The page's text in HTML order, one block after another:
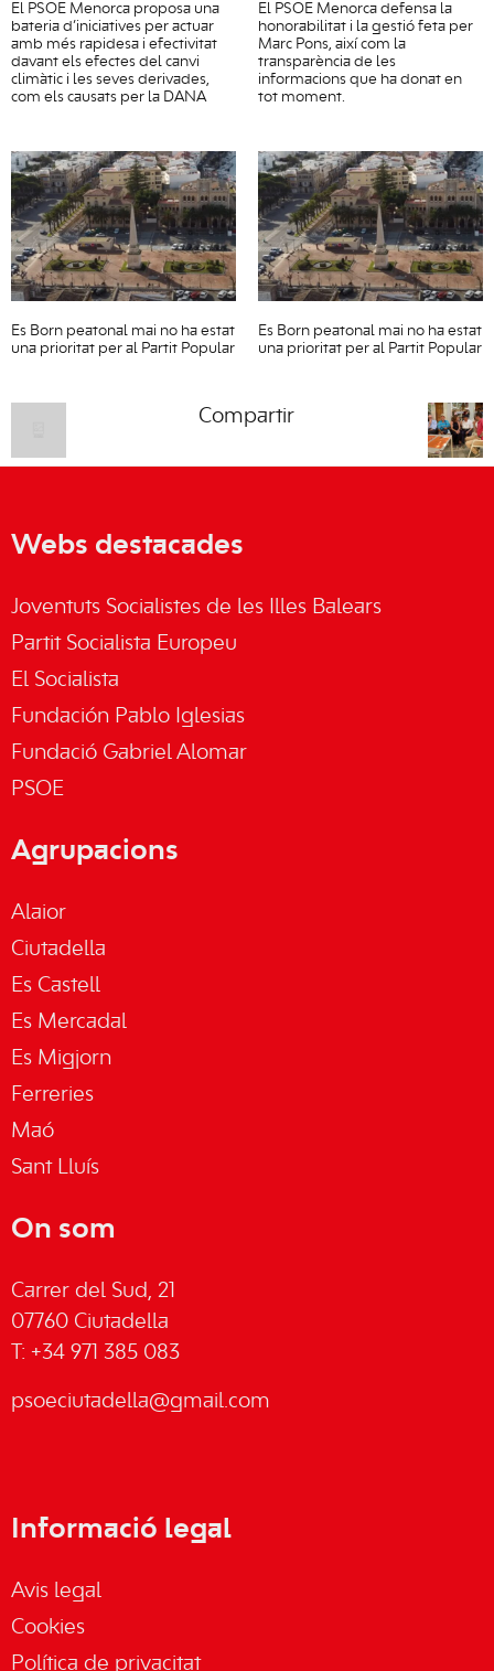
El PSOE Menorca proposa una
bateria d’iniciatives per actuar
amb més rapidesa i efectivitat
davant els efectes del canvi
climàtic i les seves derivades,
com els causats per la DANA
El PSOE Menorca defensa la
honorabilitat i la gestió feta per
Marc Pons, així com la
transparència de les
informacions que ha donat en
tot moment.
Es Born peatonal mai no ha estat
una prioritat per al Partit Popular
Es Born peatonal mai no ha estat
una prioritat per al Partit Popular
Compartir
Webs destacades
Joventuts Socialistes de les Illes Balears
Partit Socialista Europeu
El Socialista
Fundación Pablo Iglesias
Fundació Gabriel Alomar
PSOE
Agrupacions
Alaior
Ciutadella
Es Castell
Es Mercadal
Es Migjorn
Ferreries
Maó
Sant Lluís
On som
Carrer del Sud, 21
07760 Ciutadella
T: +34 971 385 083
psoeciutadella@gmail.com
Informació legal
Avis legal
Cookies
Política de privacitat